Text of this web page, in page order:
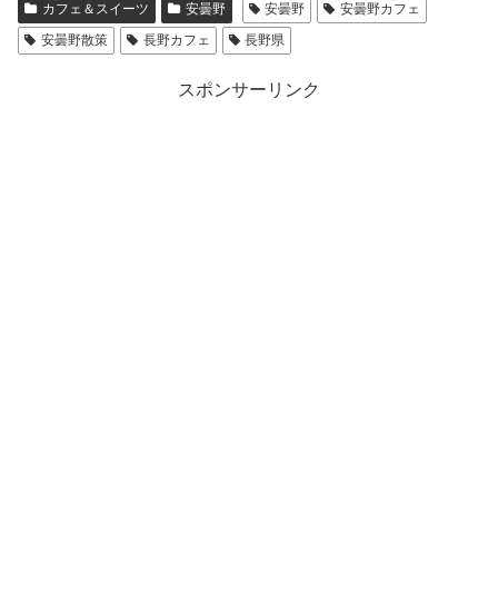
カフェ＆スイーツ 安曇野 安曇野
安曇野カフェ
安曇野散策
長野カフェ 長野県
スポンサーリンク